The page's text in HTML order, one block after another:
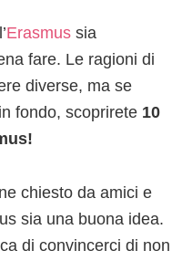
Erasmus sia
fare. Le ragioni di
diverse, ma se
fondo, scoprirete 10
chiesto da amici e
sia una buona idea.
di convincerci di non